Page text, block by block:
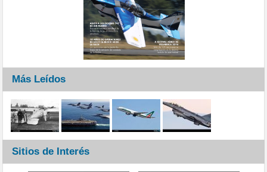
Más Leídos
Sitios de Interés